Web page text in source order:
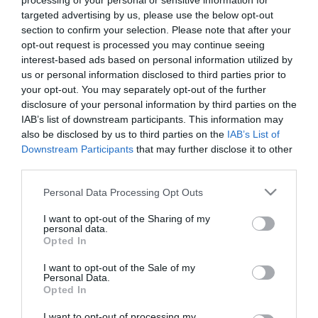
targeted advertising by us, please use the below opt-out
section to confirm your selection. Please note that after your
opt-out request is processed you may continue seeing
interest-based ads based on personal information utilized by
us or personal information disclosed to third parties prior to
your opt-out. You may separately opt-out of the further
disclosure of your personal information by third parties on the
IAB’s list of downstream participants. This information may
also be disclosed by us to third parties on the IAB’s List of
Downstream Participants that may further disclose it to other
Please note that this website/app uses one or more Google
not limited to your visit or usage behaviour. You may click to
grant or deny consent to Google and its third-party tags to
use your data for below specified purposes in below Google
consent section.
Personal Data Processing Opt Outs
I want to opt-out of the Sharing of my
personal data.
Opted In
I want to opt-out of the Sale of my
Personal Data.
Opted In
Για κάθε κάτοχο εισιτηρίου θα πρέπει να
αποσταλούν τα παρακάτω στοιχεία,γραμμένα με
κεφαλαία λατινικά:
ΟΝΟΜΑ – ΕΠΙΘΕΤΟ – ΑΡΙΘΜΟΣ ΤΑΥΤΟΤΗΤΑΣ ή
ΔΙΑΒΑΤΗΡΙΟΥ – ΚΙΝΗΤΟ ΤΗΛΕΦΩΝΟ – EMAIL
ΕΠΙΚΟΙΝΩΝΙΑΣ.
Δεδομένης τηςυψηλής ζήτησης, θα δοθεί
προτεραιότητα στους κατόχους εισιτηρίων
διαρκείας. Σε αυτή την περίπτωση, παρακαλούμε να
μας γνωστοποιήσετε επιπλέον τον
Wallet του εισιτηρίου διαρκείας σας καθώς και τη
που αναγράφεται στη Λεωφόρο Αλεξάνδρας.